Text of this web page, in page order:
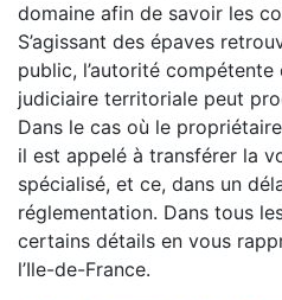
domaine afin de savoir les
S’agissant des épaves
public, l’autorité
judiciaire territoriale peut
Dans le cas où le
il est appelé à transférer la
spécialisé, et ce, dans un
réglementation. Dans tous
certains détails en vous
l’Ile-de-France.